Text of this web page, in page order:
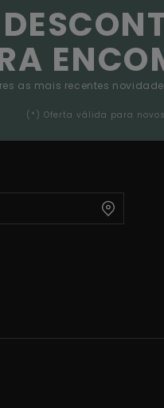
as mais recentes
(*) Oferta válida para